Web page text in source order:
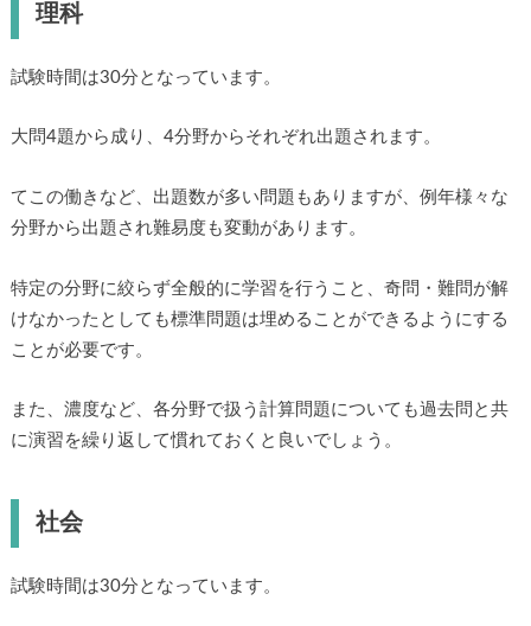
理科
試験時間は30分となっています。
大問4題から成り、4分野からそれぞれ出題されます。
てこの働きなど、出題数が多い問題もありますが、例年様々な
分野から出題され難易度も変動があります。
特定の分野に絞らず全般的に学習を行うこと、奇問・難問が解
けなかったとしても標準問題は埋めることができるようにする
ことが必要です。
また、濃度など、各分野で扱う計算問題についても過去問と共
に演習を繰り返して慣れておくと良いでしょう。
社会
試験時間は30分となっています。